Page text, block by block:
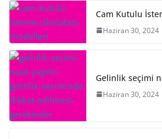
Cam Kutulu
Haziran 30, 2024
Gelinlik seçimi
Haziran 30, 2024